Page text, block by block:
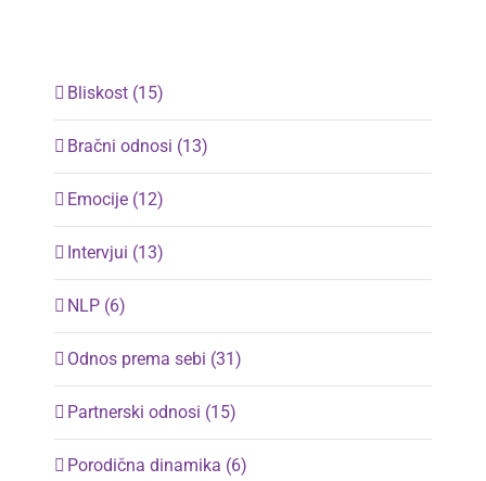
Bliskost (15)
Bračni odnosi (13)
Emocije (12)
Intervjui (13)
NLP (6)
Odnos prema sebi (31)
Partnerski odnosi (15)
Porodična dinamika (6)